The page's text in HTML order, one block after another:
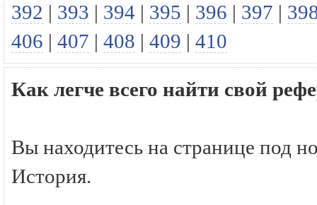
392 | 393 | 394 | 395 | 396 | 397 |
406 | 407 | 408 | 409 | 410
Как легче всего найти свой
Вы находитесь на странице под
История.